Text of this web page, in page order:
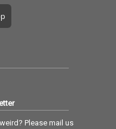
Please mail us